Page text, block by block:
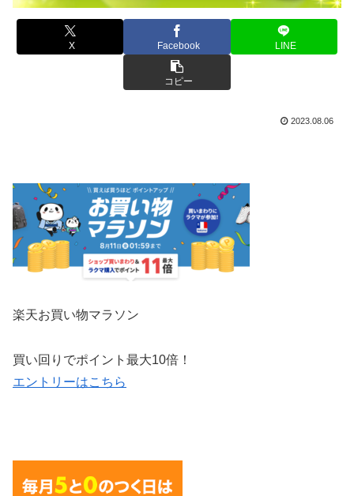
X Facebook LINE
コピー
2023.08.06
楽天お買い物マラソン
買い回りでポイント最大10倍！
エントリーはこちら